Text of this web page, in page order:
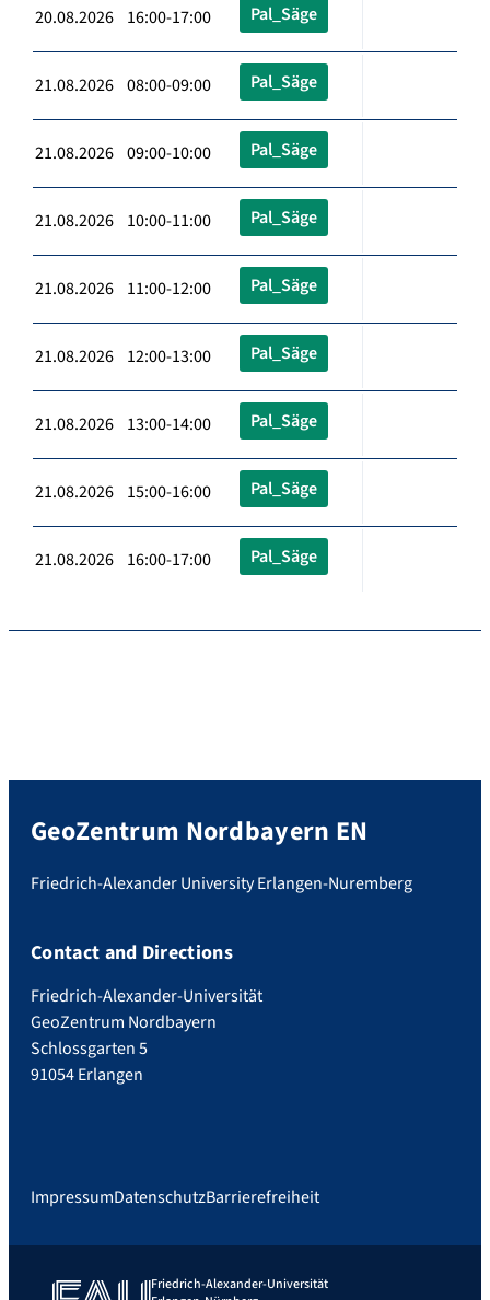
20.08.2026 16:00-17:00 Pal_Säge
21.08.2026 08:00-09:00 Pal_Säge
21.08.2026 09:00-10:00 Pal_Säge
21.08.2026 10:00-11:00 Pal_Säge
21.08.2026 11:00-12:00 Pal_Säge
21.08.2026 12:00-13:00 Pal_Säge
21.08.2026 13:00-14:00 Pal_Säge
21.08.2026 15:00-16:00 Pal_Säge
21.08.2026 16:00-17:00 Pal_Säge
GeoZentrum Nordbayern EN
Friedrich-Alexander University Erlangen-Nuremberg
Contact and Directions
Friedrich-Alexander-Universität
GeoZentrum Nordbayern
Schlossgarten 5
91054 Erlangen
ImpressumDatenschutzBarrierefreiheit
Friedrich-Alexander-Universität